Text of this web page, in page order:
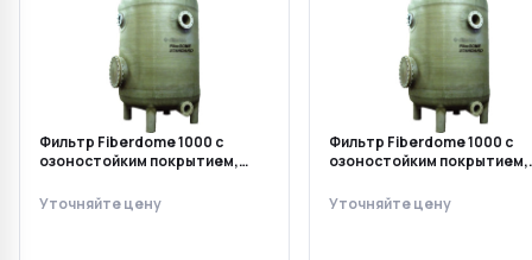
Фильтр Fiberdome 1000 с
озоностойким покрытием,
Уточняйте цену
Фильтр Fiberdome 1000 с
озоностойким покрытием,
Уточняйте цену